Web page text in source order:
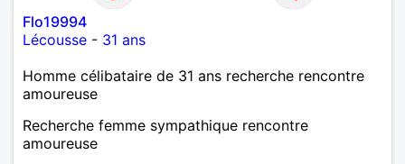
Flo19994
Lécousse - 31 ans
Homme célibataire de 31 ans recherche rencontre
amoureuse
Recherche femme sympathique rencontre
amoureuse